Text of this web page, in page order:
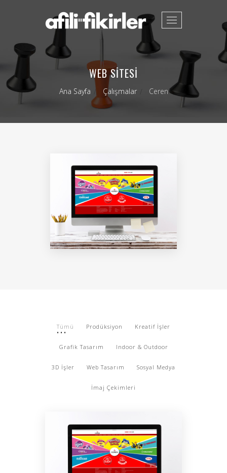
Toggle
WEB SITESI
Ana Sayfa Çalışmalar Ceren
Tümü Prodüksiyon Kreatif İşler
Grafik Tasarım Indoor & Outdoor
3D İşler Web Tasarım Sosyal Medya
İmaj Çekimleri